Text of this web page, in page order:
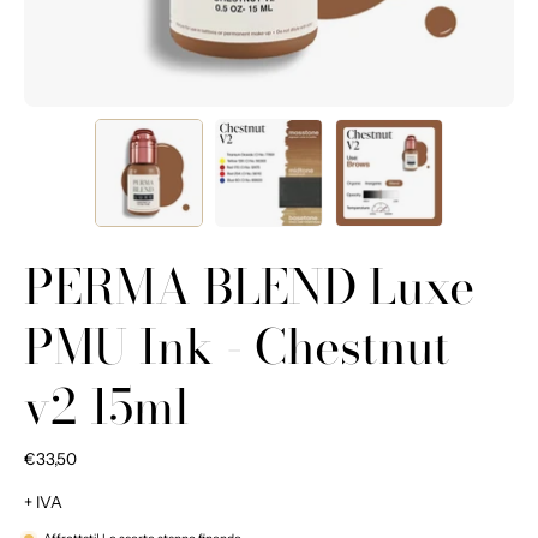
PERMA BLEND Luxe
PMU Ink - Chestnut
v2 15ml
€33,50
+ IVA